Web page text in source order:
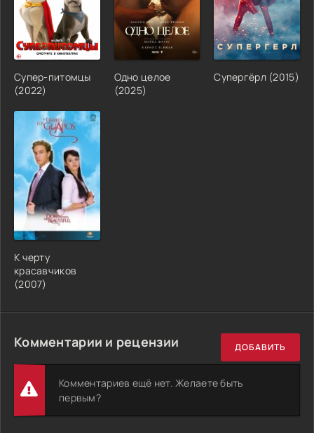
Супер-питомцы
(2022)
Одно целое
(2025)
Супергёрл (2015)
К черту
красавчиков
(2007)
Комментарии и рецензии ДОБАВИТЬ
Комментариев ещё нет. Желаете быть
первым?